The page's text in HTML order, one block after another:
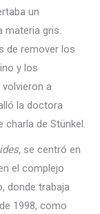
un
materia gris.
de remover los
y los
a
la doctora
charla de Stünkel.
se centró en
el complejo
donde trabaja
1998, como